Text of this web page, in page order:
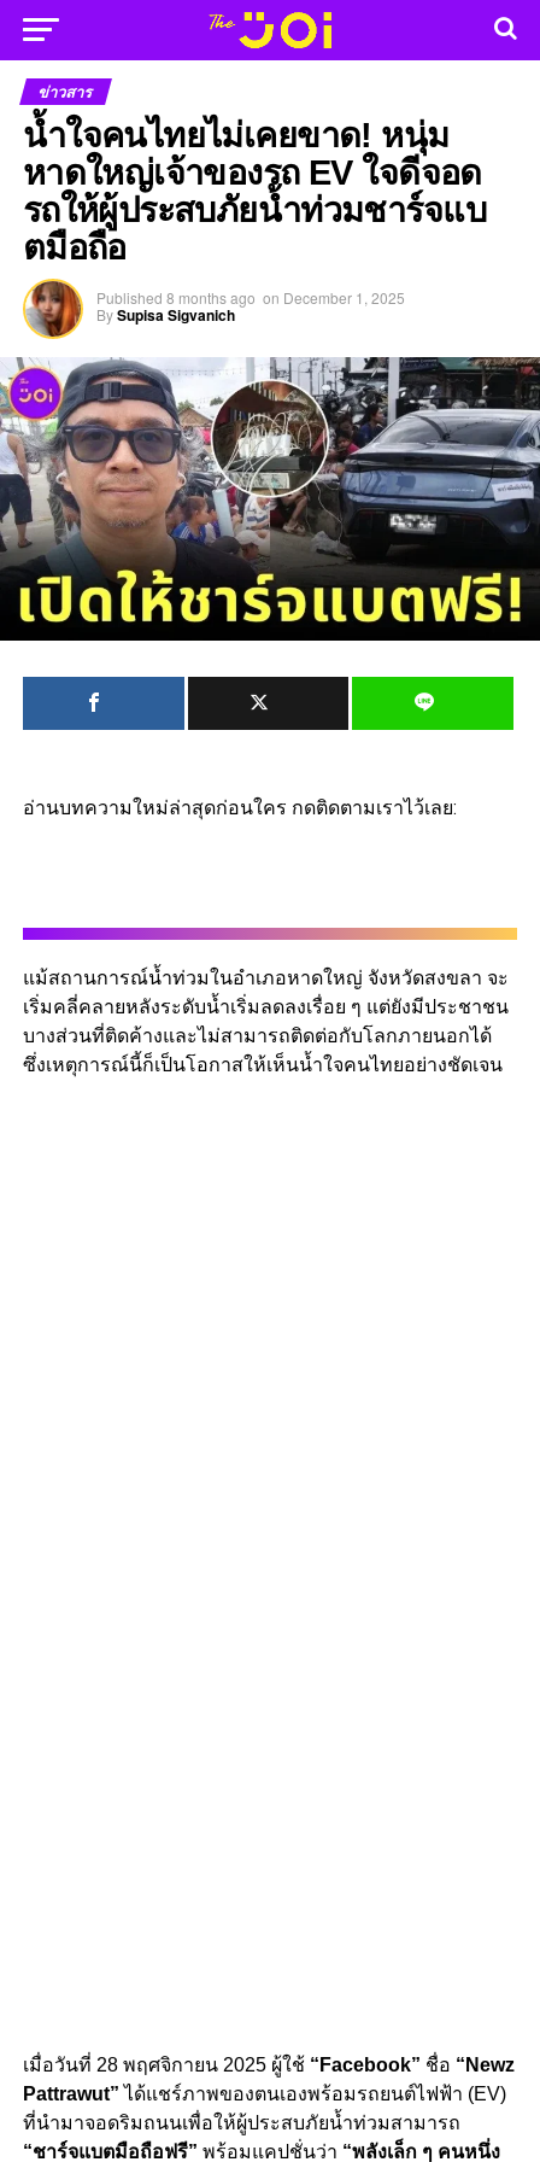
ข่าวสาร
น้ำใจคนไทยไม่เคยขาด! หนุ่ม
หาดใหญ่เจ้าของรถ EV ใจดีจอด
รถให้ผู้ประสบภัยน้ำท่วมชาร์จแบ
ตมือถือ
Published 8 months ago on December 1, 2025
BySupisa Sigvanich
อ่านบทความใหม่ล่าสุดก่อนใคร กดติดตามเราไว้เลย:
แม้สถานการณ์น้ำท่วมในอำเภอหาดใหญ่ จังหวัดสงขลา จะ
เริ่มคลี่คลายหลังระดับน้ำเริ่มลดลงเรื่อย ๆ แต่ยังมีประชาชน
บางส่วนที่ติดค้างและไม่สามารถติดต่อกับโลกภายนอกได้
ซึ่งเหตุการณ์นี้ก็เป็นโอกาสให้เห็นน้ำใจคนไทยอย่างชัดเจน
เมื่อวันที่ 28 พฤศจิกายน 2025 ผู้ใช้ “Facebook” ชื่อ “Newz
Pattrawut” ได้แชร์ภาพของตนเองพร้อมรถยนต์ไฟฟ้า (EV)
ที่นำมาจอดริมถนนเพื่อให้ผู้ประสบภัยน้ำท่วมสามารถ
“ชาร์จแบตมือถือฟรี” พร้อมแคปชั่นว่า “พลังเล็ก ๆ คนหนึ่ง